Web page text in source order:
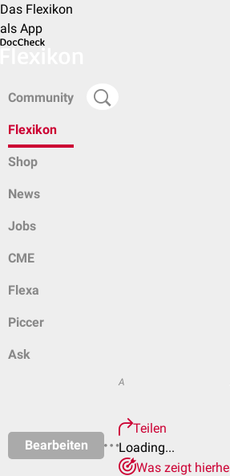
Das Flexikon
als App
Community
Flexikon
Shop
News
Jobs
CME
Flexa
Piccer
Ask
Bearbeiten
A
Teilen
Loading...
Was zeigt